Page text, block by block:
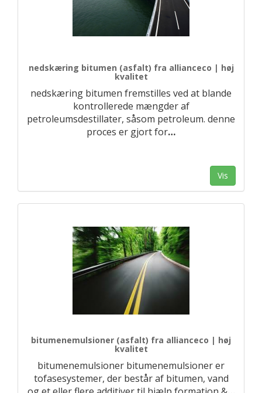
nedskæring bitumen (asfalt) fra allianceco | høj
kvalitet
nedskæring bitumen fremstilles ved at blande
kontrollerede mængder af
petroleumsdestillater, såsom petroleum. denne
proces er gjort for…
Vis
bitumenemulsioner (asfalt) fra allianceco | høj
kvalitet
bitumenemulsioner bitumenemulsioner er
tofasesystemer, der består af bitumen, vand